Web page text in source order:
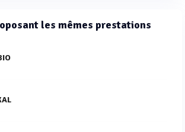
les mêmes prestations